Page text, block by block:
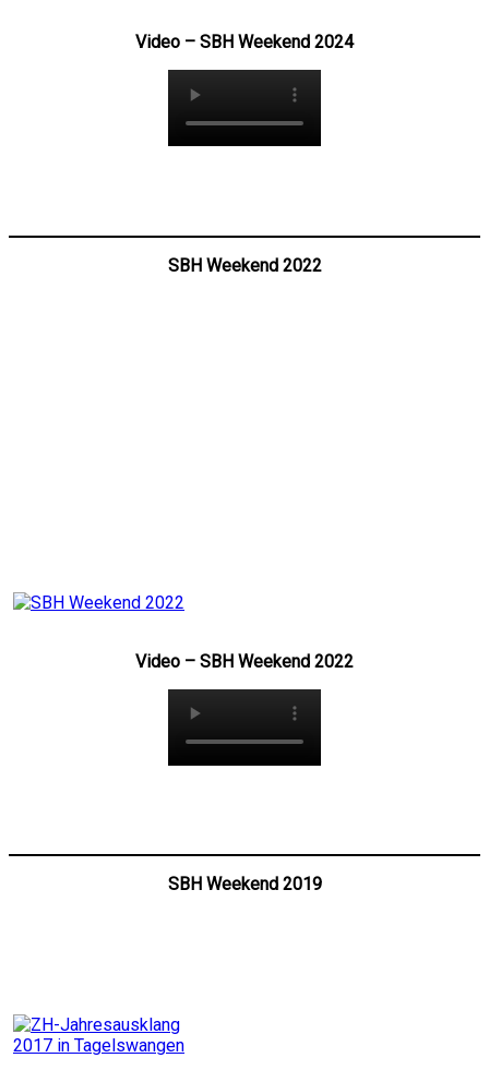
Video – SBH Weekend 2024
SBH Weekend 2022
Video – SBH Weekend 2022
SBH Weekend 2019